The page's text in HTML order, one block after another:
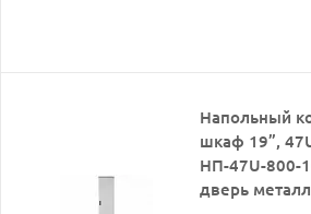
Напольный
шкаф 19”,
НП-47U-800-
дверь